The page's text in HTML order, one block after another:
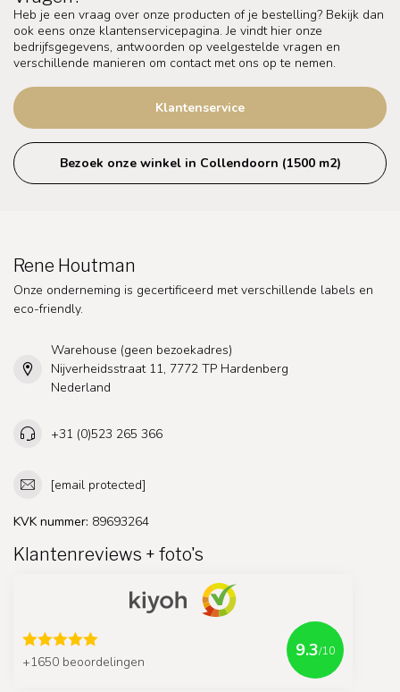
Heb je een vraag over onze producten of je bestelling? Bekijk dan
ook eens onze klantenservicepagina. Je vindt hier onze
bedrijfsgegevens, antwoorden op veelgestelde vragen en
verschillende manieren om contact met ons op te nemen.
Klantenservice
Bezoek onze winkel in Collendoorn (1500 m2)
Rene Houtman
Onze onderneming is gecertificeerd met verschillende labels en
eco-friendly.
Warehouse (geen bezoekadres)
Nijverheidsstraat 11, 7772 TP Hardenberg
Nederland
+31 (0)523 265 366
[email protected]
KVK nummer: 89693264
Klantenreviews + foto's
+1650 beoordelingen
9.3/10